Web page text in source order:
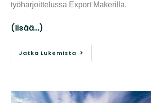
työharjoittelussa Export Makerilla.
(lisää…)
Jatka Lukemista